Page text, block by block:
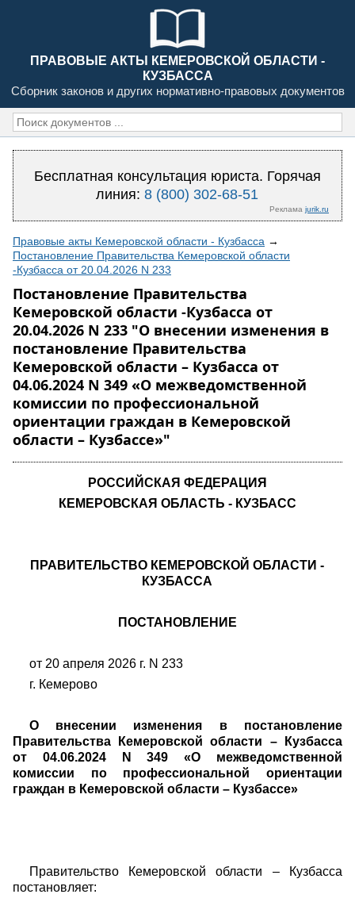
ПРАВОВЫЕ АКТЫ КЕМЕРОВСКОЙ ОБЛАСТИ -
КУЗБАССА
Сборник законов и других нормативно-правовых документов
Бесплатная консультация юриста. Горячая
линия:8 (800) 302-68-51
Реклама jurik.ru
Правовые акты Кемеровской области - Кузбасса →
Постановление Правительства Кемеровской области
-Кузбасса от 20.04.2026 N 233
Постановление Правительства
Кемеровской области -Кузбасса от
20.04.2026 N 233 "О внесении изменения в
постановление Правительства
Кемеровской области – Кузбасса от
04.06.2024 N 349 «О межведомственной
комиссии по профессиональной
ориентации граждан в Кемеровской
области – Кузбассе»"
РОССИЙСКАЯ ФЕДЕРАЦИЯ
КЕМЕРОВСКАЯ ОБЛАСТЬ - КУЗБАСС
ПРАВИТЕЛЬСТВО КЕМЕРОВСКОЙ ОБЛАСТИ -
КУЗБАССА
ПОСТАНОВЛЕНИЕ
от 20 апреля 2026 г. N 233
г. Кемерово
О внесении изменения в постановление
Правительства Кемеровской области – Кузбасса
от 04.06.2024 N 349 «О межведомственной
комиссии по профессиональной ориентации
граждан в Кемеровской области – Кузбассе»
Правительство Кемеровской области – Кузбасса
постановляет: